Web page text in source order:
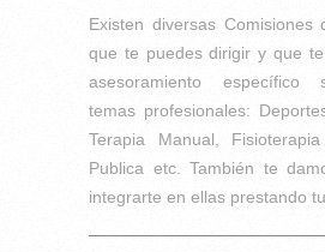
Existen diversas
que te puedes dirigir y que
asesoramiento específico
temas profesionales:
Terapia Manual,
Publica etc. También te
integrarte en ellas prestando